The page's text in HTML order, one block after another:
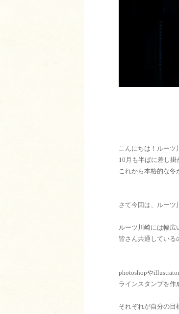
こんにちは！ルーツ
10月も半ばに差し掛
これから本格的な冬
さて今回は、ルーツ
ルーツ川崎には幅広
皆さん共通している
photoshopや
ラインスタンプを作
それぞれが自分の目